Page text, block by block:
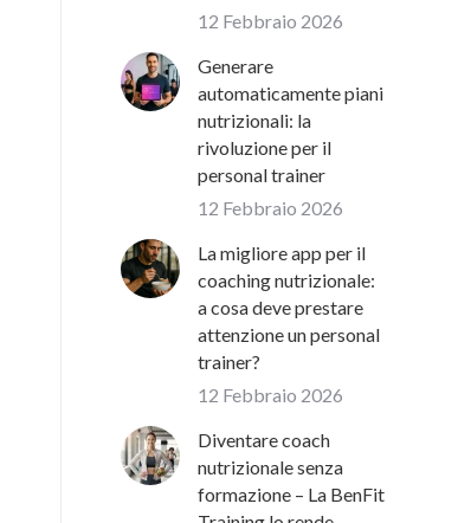
12 Febbraio 2026
Generare
automaticamente piani
nutrizionali: la
rivoluzione per il
personal trainer
12 Febbraio 2026
La migliore app per il
coaching nutrizionale:
a cosa deve prestare
attenzione un personal
trainer?
12 Febbraio 2026
Diventare coach
nutrizionale senza
formazione – La BenFit